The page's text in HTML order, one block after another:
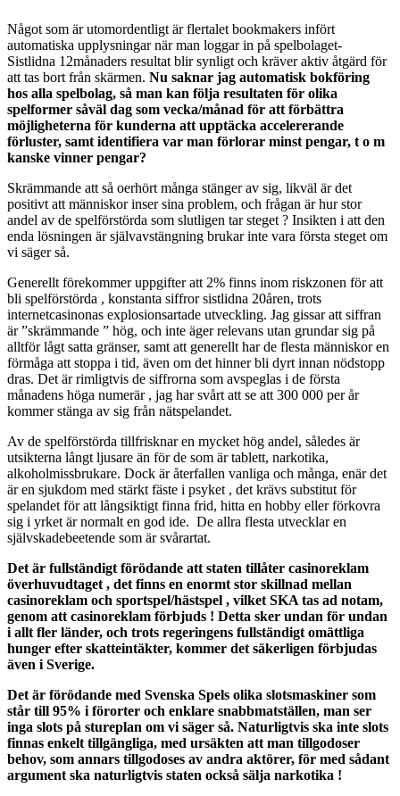
Något som är utomordentligt är flertalet bookmakers infört
automatiska upplysningar när man loggar in på spelbolaget-
Sistlidna 12månaders resultat blir synligt och kräver aktiv åtgärd för
att tas bort från skärmen. Nu saknar jag automatisk bokföring
hos alla spelbolag, så man kan följa resultaten för olika
spelformer såväl dag som vecka/månad för att förbättra
möjligheterna för kunderna att upptäcka accelererande
förluster, samt identifiera var man förlorar minst pengar, t o m
kanske vinner pengar?
Skrämmande att så oerhört många stänger av sig, likväl är det
positivt att människor inser sina problem, och frågan är hur stor
andel av de spelförstörda som slutligen tar steget ? Insikten i att den
enda lösningen är självavstängning brukar inte vara första steget om
vi säger så.
Generellt förekommer uppgifter att 2% finns inom riskzonen för att
bli spelförstörda , konstanta siffror sistlidna 20åren, trots
internetcasinonas explosionsartade utveckling. Jag gissar att siffran
är ”skrämmande ” hög, och inte äger relevans utan grundar sig på
alltför lågt satta gränser, samt att generellt har de flesta människor en
förmåga att stoppa i tid, även om det hinner bli dyrt innan nödstopp
dras. Det är rimligtvis de siffrorna som avspeglas i de första
månadens höga numerär , jag har svårt att se att 300 000 per år
kommer stänga av sig från nätspelandet.
Av de spelförstörda tillfrisknar en mycket hög andel, således är
utsikterna långt ljusare än för de som är tablett, narkotika,
alkoholmissbrukare. Dock är återfallen vanliga och många, enär det
är en sjukdom med stärkt fäste i psyket , det krävs substitut för
spelandet för att långsiktigt finna frid, hitta en hobby eller förkovra
sig i yrket är normalt en god ide. De allra flesta utvecklar en
självskadebeetende som är svårartat.
Det är fullständigt förödande att staten tillåter casinoreklam
överhuvudtaget , det finns en enormt stor skillnad mellan
casinoreklam och sportspel/hästspel , vilket SKA tas ad notam,
genom att casinoreklam förbjuds ! Detta sker undan för undan
i allt fler länder, och trots regeringens fullständigt omättliga
hunger efter skatteintäkter, kommer det säkerligen förbjudas
även i Sverige.
Det är förödande med Svenska Spels olika slotsmaskiner som
står till 95% i förorter och enklare snabbmatställen, man ser
inga slots på stureplan om vi säger så. Naturligtvis ska inte slots
finnas enkelt tillgängliga, med ursäkten att man tillgodoser
behov, som annars tillgodoses av andra aktörer, för med sådant
argument ska naturligtvis staten också sälja narkotika !